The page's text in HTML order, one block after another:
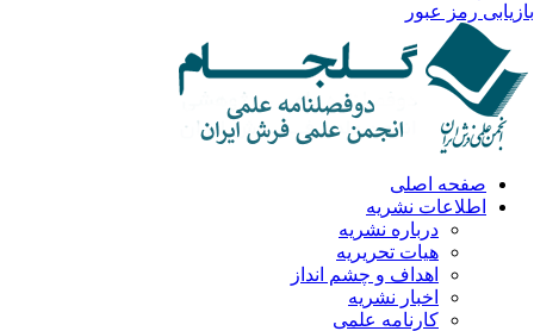
رمز عبور
صفحه اصلی
اطلاعات نشریه
درباره نشریه
هیات تحریریه
اهداف و چشم انداز
اخبار نشریه
کارنامه علمی